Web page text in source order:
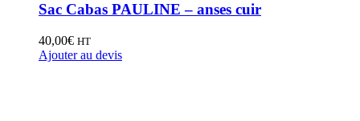
Sac Cabas PAULINE – anses cuir
40,00€ HT
Ajouter au devis